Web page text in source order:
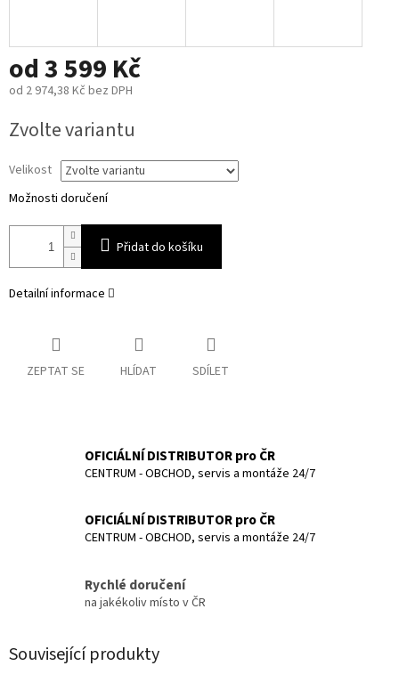
od3 599 Kč
od 2 974,38 Kč bez DPH
cena:
Zvolte variantu
Velikost
Možnosti doručení
Přidat do košíku
Detailní informace
ZEPTAT SE HLÍDAT SDÍLET
OFICIÁLNÍ DISTRIBUTOR pro ČR
CENTRUM - OBCHOD, servis a montáže 24/7
OFICIÁLNÍ DISTRIBUTOR pro ČR
CENTRUM - OBCHOD, servis a montáže 24/7
Rychlé doručení
na jakékoliv místo v ČR
Související produkty